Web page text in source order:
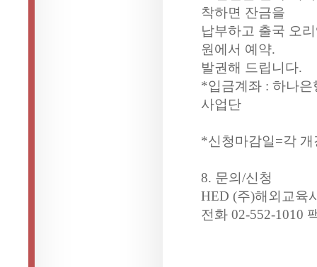
착하면 잔금을
납부하고 출국 오
원에서 예약.
발권해 드립니다.
*입금계좌 : 하나은
사업단
*신청마감일=각
8. 문의/신청
HED (주)해외교육
전화 02-552-1010